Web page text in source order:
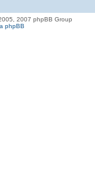
2007 phpBB Group
phpBB